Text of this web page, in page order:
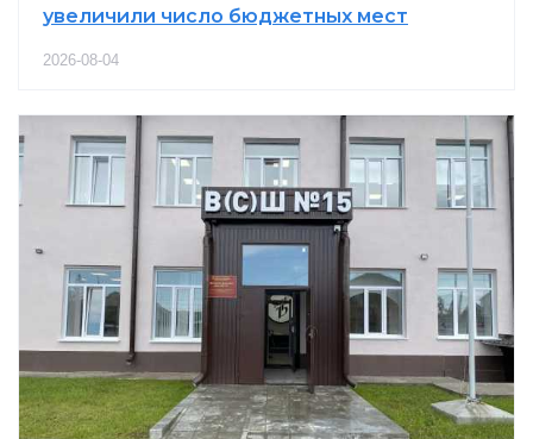
увеличили число бюджетных мест
2026-08-04